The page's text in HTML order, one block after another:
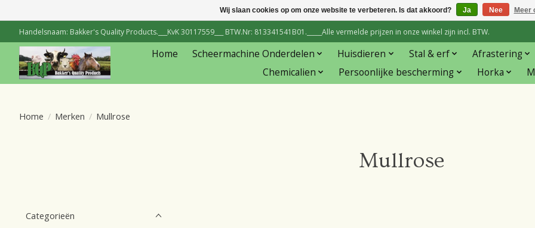
Handelsnaam: Bakker's Quality Products.___KvK 30117559___ BTW.Nr: 813341541B01._____Alle vermelde prijzen in onze winkel zijn incl. BTW.
Home Scheermachine Onderdelen Huisdieren Stal & erf Afrastering
Chemicalien
Persoonlijke bescherming Horka
Home / Merken / Mullrose
Mullrose
Categorieën
Wij slaan cookies op om onze website te verbeteren. Is dat akkoord? Ja Nee Meer